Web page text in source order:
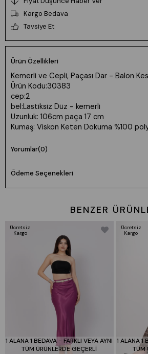
Kargo Bedava
Tavsiye Et
Ürün Özellikleri
Kemerli ve Cepli, Paçası Dar - Balon
Ürün Kodu:30383
cep:2
bel:Lastiksiz Düz - kemerli
Uzunluk: 106cm paça 17 cm
Kumaş: Viskon Keten Dokuma %100
Manken 36 Beden Boy: 165 cm Kilo: 55
Beden seçimi vücut tipine göre
Daha rahat kalıp isteyenler bir beden
Yorumlar(0)
Ödeme Seçenekleri
BENZER
1 ALANA 1 BEDAVA - FARKLI VEYA AYNI
TÜM ÜRÜNLERDE GEÇERLİ
Ücretsiz
Kargo
1 ALANA 1
TÜM
Ücretsiz
Kargo